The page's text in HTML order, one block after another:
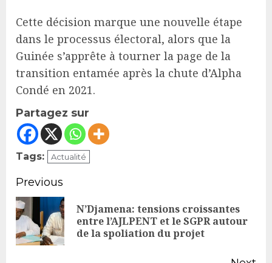
Cette décision marque une nouvelle étape
dans le processus électoral, alors que la
Guinée s’apprête à tourner la page de la
transition entamée après la chute d’Alpha
Condé en 2021.
Partagez sur
Tags: Actualité
Continue
Reading
Previous
N’Djamena: tensions croissantes
entre l’AJLPENT et le SGPR autour
de la spoliation du projet